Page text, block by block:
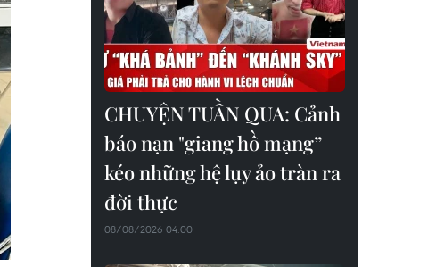
CHUYỆN TUẦN QUA: Cảnh
báo nạn "giang hồ mạng”
kéo những hệ lụy ảo tràn ra
đời thực
08/08/2026 04:00